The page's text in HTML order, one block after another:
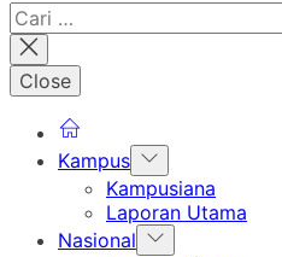
Cari
untuk:
Close
Kampus Show
sub
menu
Kampusiana
Laporan Utama
Nasional Show